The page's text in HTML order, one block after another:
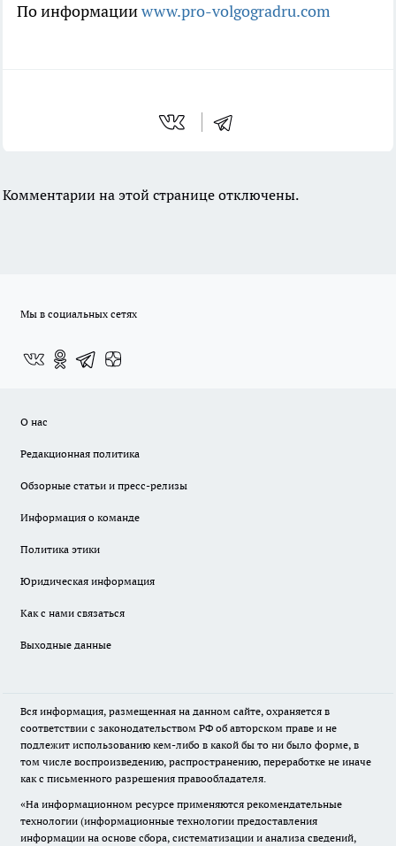
По информацииwww.pro-volgogradru.com
Комментарии на этой странице отключены.
Мы в социальных сетях
О нас
Редакционная политика
Обзорные статьи и пресс-релизы
Информация о команде
Политика этики
Юридическая информация
Как с нами связаться
Выходные данные
Вся информация, размещенная на данном сайте, охраняется в
соответствии с законодательством РФ об авторском праве и не
подлежит использованию кем-либо в какой бы то ни было форме, в
том числе воспроизведению, распространению, переработке не иначе
как с письменного разрешения правообладателя.
«На информационном ресурсе применяются рекомендательные
технологии (информационные технологии предоставления
информации на основе сбора, систематизации и анализа сведений,